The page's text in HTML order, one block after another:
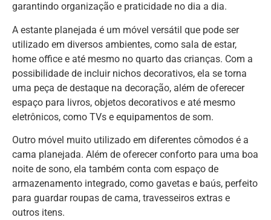
garantindo organização e praticidade no dia a dia.
A estante planejada é um móvel versátil que pode ser
utilizado em diversos ambientes, como sala de estar,
home office e até mesmo no quarto das crianças. Com a
possibilidade de incluir nichos decorativos, ela se torna
uma peça de destaque na decoração, além de oferecer
espaço para livros, objetos decorativos e até mesmo
eletrônicos, como TVs e equipamentos de som.
Outro móvel muito utilizado em diferentes cômodos é a
cama planejada. Além de oferecer conforto para uma boa
noite de sono, ela também conta com espaço de
armazenamento integrado, como gavetas e baús, perfeito
para guardar roupas de cama, travesseiros extras e
outros itens.